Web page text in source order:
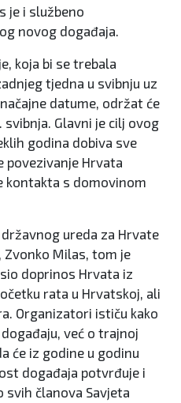
je i službeno
novog događaja.
koja bi se trebala
tjedna u svibnju uz
datume, održat će
svibnja. Glavni je cilj ovog
godina dobiva sve
povezivanje Hrvata
kontakta s domovinom
ureda za Hrvate
Zvonko Milas, tom je
doprinos Hrvata iz
rata u Hrvatskoj, ali
Organizatori ističu kako
već o trajnoj
će iz godine u godinu
događaja potvrđuje i
članova Savjeta